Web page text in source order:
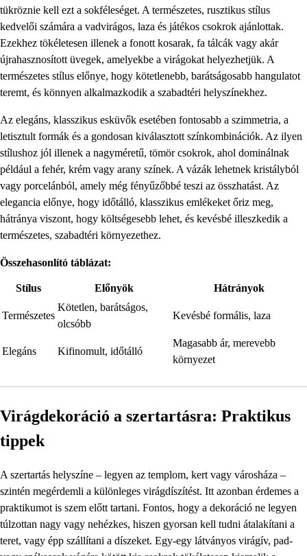
tükröznie kell ezt a sokféleséget. A természetes, rusztikus stílus
kedvelői számára a vadvirágos, laza és játékos csokrok ajánlottak.
Ezekhez tökéletesen illenek a fonott kosarak, fa tálcák vagy akár
újrahasznosított üvegek, amelyekbe a virágokat helyezhetjük. A
természetes stílus előnye, hogy kötetlenebb, barátságosabb hangulatot
teremt, és könnyen alkalmazkodik a szabadtéri helyszínekhez.
Az elegáns, klasszikus esküvők esetében fontosabb a szimmetria, a
letisztult formák és a gondosan kiválasztott színkombinációk. Az ilyen
stílushoz jól illenek a nagyméretű, tömör csokrok, ahol dominálnak
például a fehér, krém vagy arany színek. A vázák lehetnek kristályból
vagy porcelánból, amely még fényűzőbbé teszi az összhatást. Az
elegancia előnye, hogy időtálló, klasszikus emlékeket őriz meg,
hátránya viszont, hogy költségesebb lehet, és kevésbé illeszkedik a
természetes, szabadtéri környezethez.
Összehasonlító táblázat:
Stílus Előnyök Hátrányok
Természetes
Kötetlen, barátságos,
olcsóbb
Kevésbé formális, laza
Elegáns Kifinomult, időtálló
Magasabb ár, merevebb
környezet
Virágdekoráció a szertartásra: Praktikus
tippek
A szertartás helyszíne – legyen az templom, kert vagy városháza –
szintén megérdemli a különleges virágdíszítést. Itt azonban érdemes a
praktikumot is szem előtt tartani. Fontos, hogy a dekoráció ne legyen
túlzottan nagy vagy nehézkes, hiszen gyorsan kell tudni átalakítani a
teret, vagy épp szállítani a díszeket. Egy-egy látványos virágív, pad-